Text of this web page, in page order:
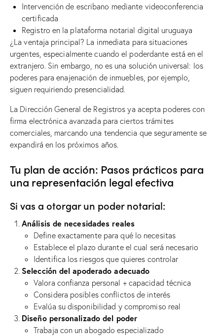
Intervención de escribano mediante videoconferencia
certificada
Registro en la plataforma notarial digital uruguaya
¿La ventaja principal? La inmediata para situaciones
urgentes, especialmente cuando el poderdante está en el
extranjero. Sin embargo, no es una solución universal: los
poderes para enajenación de inmuebles, por ejemplo,
siguen requiriendo presencialidad.
La Dirección General de Registros ya acepta poderes con
firma electrónica avanzada para ciertos trámites
comerciales, marcando una tendencia que seguramente se
expandirá en los próximos años.
Tu plan de acción: Pasos prácticos para
una representación legal efectiva
Si vas a otorgar un poder notarial:
Análisis de necesidades reales
Define exactamente para qué lo necesitas
Establece el plazo durante el cual será necesario
Identifica los riesgos que quieres controlar
Selección del apoderado adecuado
Valora confianza personal + capacidad técnica
Considera posibles conflictos de interés
Evalúa su disponibilidad y compromiso real
Diseño personalizado del poder
Trabaja con un abogado especializado